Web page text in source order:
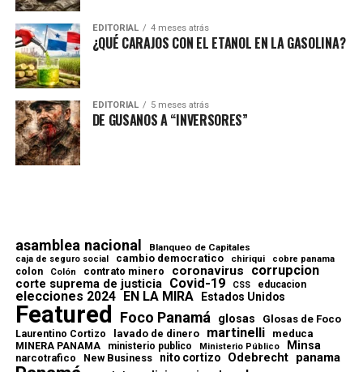
EDITORIAL 4 meses atrás
¿QUÉ CARAJOS CON EL ETANOL EN LA GASOLINA?
EDITORIAL 5 meses atrás
DE GUSANOS A “INVERSORES”
asamblea nacional Blanqueo de Capitales
caja de seguro social cambio democratico chiriqui cobre panama
colon Colón contrato minero coronavirus corrupcion
corte suprema de justicia Covid-19 CSS educacion
elecciones 2024 EN LA MIRA Estados Unidos
Featured Foco Panamá glosas Glosas de Foco
Laurentino Cortizo lavado de dinero martinelli meduca
MINERA PANAMA ministerio publico Ministerio Público Minsa
narcotrafico New Business nito cortizo Odebrecht panama